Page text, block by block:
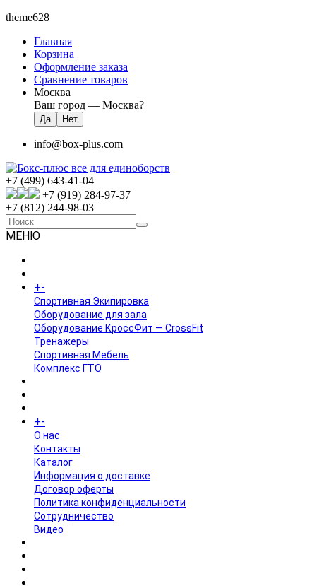
theme628
Главная
Корзина
Оформление заказа
Сравнение товаров
Москва
Ваш город — Москва?
info@box-plus.com
+7 (499) 643-41-04
+7 (919) 284-97-37
+7 (812) 244-98-03
МЕНЮ
+-
Спортивная Экипировка
Оборудование для зала
Оборудование КроссФит — CrossFit
Тренажеры
Спортивная Мебель
Комплекс ГТО
+-
O нас
Контакты
Каталог
Информация о доставке
Договор оферты
Политика конфиденциальности
Сотрудничество
Видео